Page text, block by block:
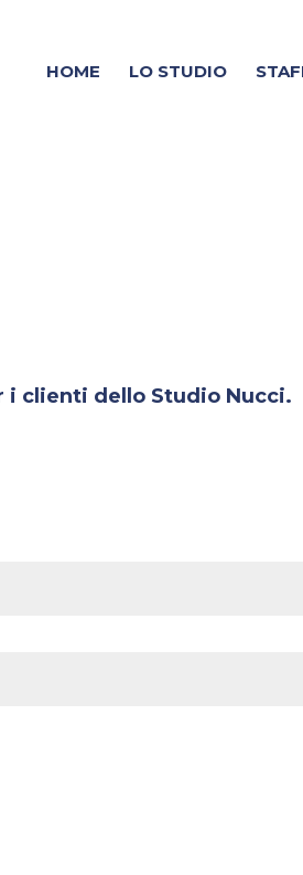
HOME LO STUDIO
i clienti dello Studio Nucci.